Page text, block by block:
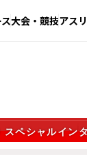
大会・競技アス
ペシャルイン